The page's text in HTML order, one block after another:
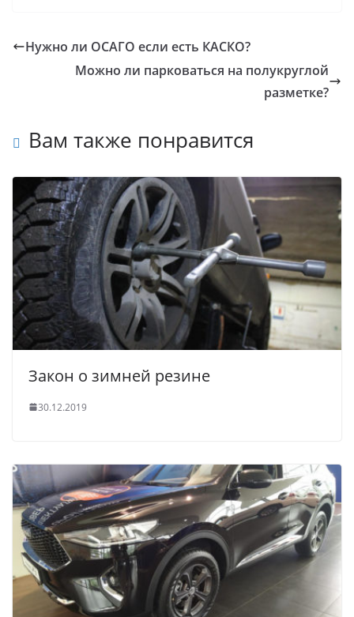
Нужно ли ОСАГО если есть КАСКО?
Можно ли парковаться на полукруглой
разметке?
Вам также понравится
Закон о зимней резине
30.12.2019